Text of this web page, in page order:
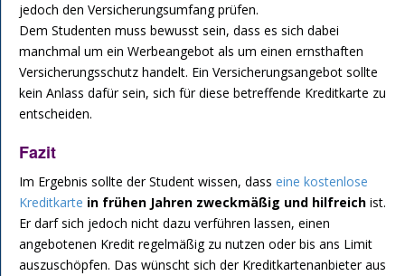
jedoch den Versicherungsumfang prüfen.
Dem Studenten muss bewusst sein, dass es sich dabei
manchmal um ein Werbeangebot als um einen ernsthaften
Versicherungsschutz handelt. Ein Versicherungsangebot sollte
kein Anlass dafür sein, sich für diese betreffende Kreditkarte zu
entscheiden.
Fazit
Im Ergebnis sollte der Student wissen, dass eine kostenlose
Kreditkarte in frühen Jahren zweckmäßig und hilfreich ist.
Er darf sich jedoch nicht dazu verführen lassen, einen
angebotenen Kredit regelmäßig zu nutzen oder bis ans Limit
auszuschöpfen. Das wünscht sich der Kreditkartenanbieter aus